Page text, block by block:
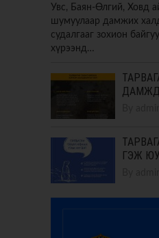
Увс, Баян-Өлгий, Ховд
шумуулаар дамжих
судалгааг зохион
хүрээнд…
ГЭЖ